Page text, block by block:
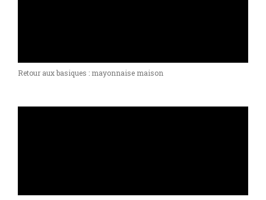
Retour aux basiques : mayonnaise maison